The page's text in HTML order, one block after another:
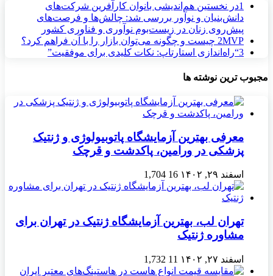
1در نخستین هم‌اندیشی بانوان کارآفرین شرکت‌های
دانش‌بنیان و نوآور بررسی شد: چالش‌ها و فرصت‌های
پیش‌روی زنان در زیست‌بوم نوآوری و فناوری کشور
2MVP چیست و چگونه می‌توان بازار را با آن فراهم کرد؟
3“راه‌اندازی استارتاپ: نکات کلیدی برای موفقیت”
مجبوب ترین نوشته ها
معرفی بهترین آزمایشگاه پاتوبیولوژی و ژنتیک
پزشکی در ورامین، پاکدشت و قرچک
اسفند ۲۹, ۱۴۰۲ 16
1,704
تهران لب، بهترین آزمایشگاه ژنتیک در تهران برای
مشاوره ژنتیک
اسفند ۲۷, ۱۴۰۲ 11
1,732